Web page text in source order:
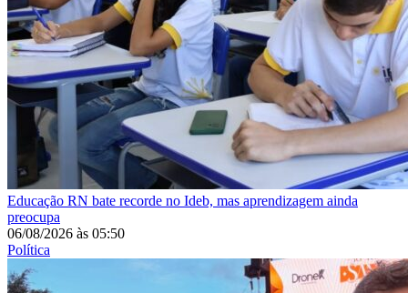
Educação RN bate recorde no Ideb, mas aprendizagem ainda
preocupa
06/08/2026 às 05:50
Política